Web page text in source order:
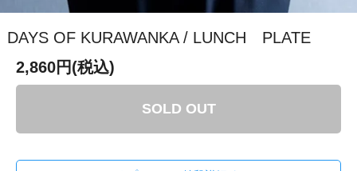
DAYS OF KURAWANKA / LUNCH PLATE
2,860円(税込)
SOLD OUT